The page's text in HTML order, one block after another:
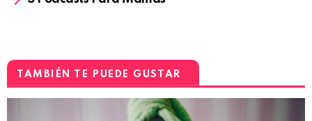
TAMBIÉN TE PUEDE GUSTAR